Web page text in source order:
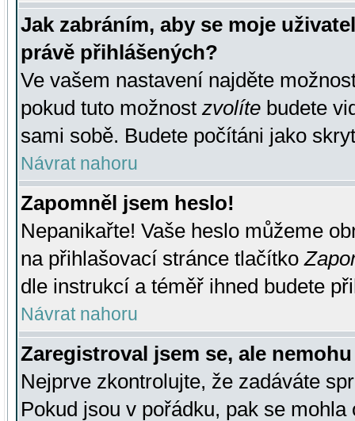
Jak zabráním, aby se moje
právě přihlášených?
Ve vašem nastavení najděte
pokud tuto možnost zvolíte budete
sami sobě. Budete počítáni jako
Návrat nahoru
Zapomněl jsem heslo!
Nepanikařte! Vaše heslo můžeme
na přihlašovací stránce tlačítko
dle instrukcí a téměř ihned budete
Návrat nahoru
Zaregistroval jsem se, ale
Nejprve zkontrolujte, že zadáváte
Pokud jsou v pořádku, pak se